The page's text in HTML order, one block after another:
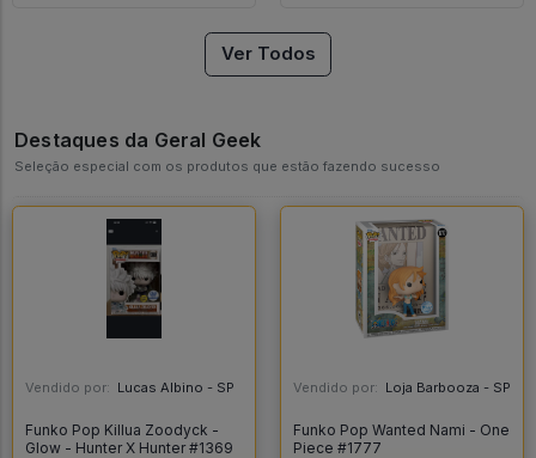
Ver Todos
Destaques da Geral Geek
Seleção especial com os produtos que estão fazendo sucesso
Vendido por: Lucas Albino - SP
Funko Pop Killua Zoodyck -
Glow - Hunter X Hunter #1369
Vendido por: Loja Barbooza - SP
Funko Pop Wanted Nami - One
Piece #1777